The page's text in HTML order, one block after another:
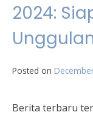
2024:
Posted on
Berita terbaru